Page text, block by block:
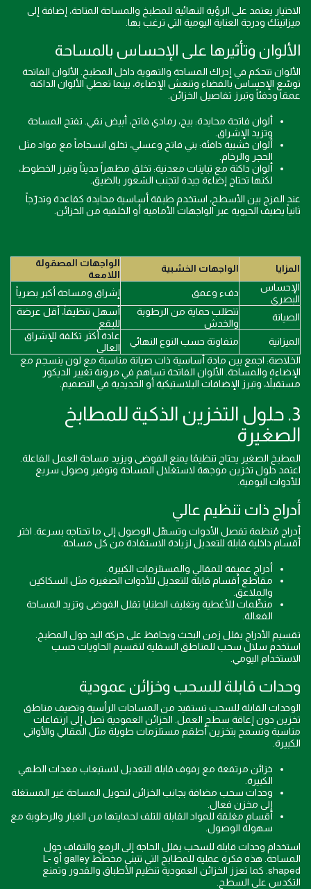
الاختيار يعتمد على الرؤية النهائية للمطبخ والمساحة المتاحة، إضافة إلى
ميزانيتك ودرجة العناية اليومية التي ترغب بها.
الألوان وتأثيرها على الإحساس بالمساحة
الألوان تتحكم في إدراك المساحة والتهوية داخل المطبخ. الألوان الفاتحة
توسّع الإحساس بالفضاء وتنعش الإضاءة، بينما تعطي الألوان الداكنة
عمقاً ودفئاً وتبرز تفاصيل الخزائن.
ألوان فاتحة محايدة: بيج، رمادي فاتح، أبيض نقي. تفتح المساحة
وتزيد الإشراق.
ألوان خشبية دافئة: بني فاتح وعسلي، تخلق انسجاماً مع مواد مثل
الحجر والرخام.
ألوان داكنة مع تباينات معدنية: تخلق مظهراً حديثاً وتبرز الخطوط،
لكنها تحتاج إضاءة جيدة لتجنب الشعور بالضيق.
عند المزج بين الأسطح، استخدم طبقة أساسية محايدة كقاعدة وتدرّجاً
ثانياً يضيف الحيوية عبر الواجهات الأمامية أو الخلفية من الخزائن.
المزايا الواجهات الخشبية
الواجهات المصقولة
اللامعة
الإحساس
البصري
دفء وعمق إشراق ومساحة أكبر بصرياً
الصيانة
تتطلب حماية من الرطوبة
والخدش
أسهل تنظيفاً، أقل عرضة
للبقع
الميزانية
متفاوتة حسب النوع النهائي
عادة أكثر تكلفة للإشراق
العالي
الخلاصة: اجمع بين مادة أساسية ذات صيانة مناسبة مع لون ينسجم مع
الإضاءة والمساحة. الألوان الفاتحة تساهم في مرونة تغيير الديكور
مستقبلاً، وتبرز الإضافات البلاستيكية أو الحديدية في التصميم.
3. حلول التخزين الذكية للمطابخ
الصغيرة
المطبخ الصغير يحتاج تنظيمًا يمنع الفوضى ويزيد مساحة العمل الفاعلة.
اعتمد حلول تخزين موجهة لاستغلال المساحة وتوفير وصول سريع
للأدوات اليومية.
أدراج ذات تنظيم عالي
أدراج مُنظمة تفصل الأدوات وتسهّل الوصول إلى ما تحتاجه بسرعة. اختر
أقسام داخلية قابلة للتعديل لزيادة الاستفادة من كل مساحة.
أدراج عميقة للمقالي والمستلزمات الكبيرة.
مقاطع أقسام قابلة للتعديل للأدوات الصغيرة مثل السكاكين
والملاعق.
منظّمات للأغطية وتغليف الطنايا تقلل الفوضى وتزيد المساحة
الفعالة.
تقسيم الأدراج يقلل زمن البحث ويحافظ على حركة اليد حول المطبخ.
استخدم سلال سحب للمناطق السفلية لتقسيم الحاويات حسب
الاستخدام اليومي.
وحدات قابلة للسحب وخزائن عمودية
الوحدات القابلة للسحب تستفيد من المساحات الرأسية وتضيف مناطق
تخزين دون إعاقة سطح العمل. الخزائن العمودية تصل إلى ارتفاعات
مناسبة وتسمح بتخزين أطقم مستلزمات طويلة مثل المقالي والأواني
الكبيرة.
خزائن مرتفعة مع رفوف قابلة للتعديل لاستيعاب معدات الطهي
الكبيرة.
وحدات سحب مضافة بجانب الخزائن لتحويل المساحة غير المستغلة
إلى مخزن فعال.
أقسام مغلقة للمواد القابلة للتلف لحمايتها من الغبار والرطوبة مع
سهولة الوصول.
استخدام وحدات قابلة للسحب يقلل الحاجة إلى الرفع والتفاف حول
المساحة. هذه فكرة عملية للمطابخ التي تتبنى مخطط galley أو L-
shaped. كما تعزز الخزائن العمودية تنظيم الأطباق والقدور وتمنع
التكدس على السطح.